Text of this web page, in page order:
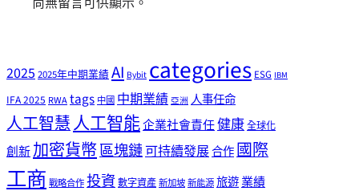
20252025年中期業績AI Bybitcategories ESG IBM
IFA 2025 RWAtags 中國 中期業績 亞洲 人事任命
人工智慧人工智能企業社會責任健康全球化
創新加密貨幣區塊鏈可持續發展合作國際
工商 戰略合作投資數字資產新加坡新能源旅遊業績